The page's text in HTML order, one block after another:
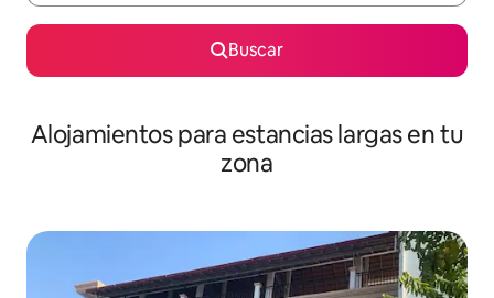
Buscar
Alojamientos para estancias largas en tu
zona